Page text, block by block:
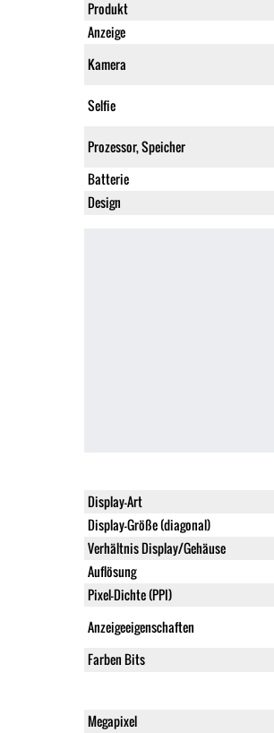
Produkt
Anzeige
Kamera
Selfie
Prozessor, Speicher
Batterie
Design
Display-Art
Display-Größe (diagonal)
Verhältnis Display/Gehäuse
Auflösung
Pixel-Dichte (PPI)
Anzeigeeigenschaften
Farben Bits
Megapixel